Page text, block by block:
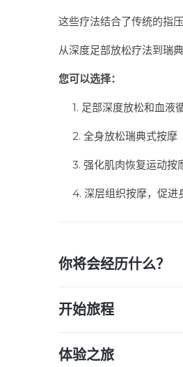
这些疗法结合了传统的指
从深度足部放松疗法到瑞
您可以选择：
1. 足部深度放松和血液
2. 全身放松瑞典式按摩
3. 强化肌肉恢复运动按
4. 深层组织按摩，促进
你将会经历什么？
开始旅程
体验之旅